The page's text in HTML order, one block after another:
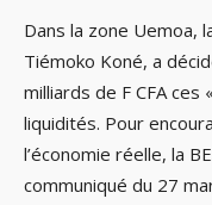
Dans la zone Uemoa,
Tiémoko Koné, a
milliards de F CFA
liquidités. Pour
l’économie réelle, la
communiqué du 27